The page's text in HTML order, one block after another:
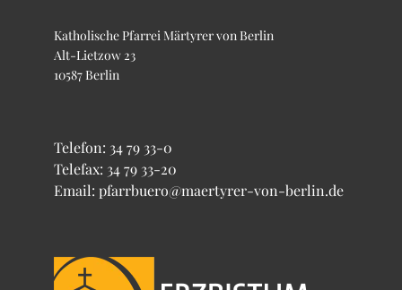
Katholische Pfarrei Märtyrer von Berlin
Alt-Lietzow 23
10587 Berlin
Telefon: 34 79 33-0
Telefax: 34 79 33-20
Email: pfarrbuero@maertyrer-von-berlin.de